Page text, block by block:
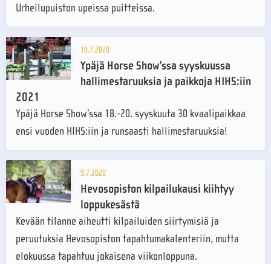
Urheilupuiston upeissa puitteissa.
10.7.2020
Ypäjä Horse Show’ssa syyskuussa
hallimestaruuksia ja paikkoja HIHS:iin
2021
Ypäjä Horse Show’ssa 18.-20. syyskuuta 30 kvaalipaikkaa
ensi vuoden HIHS:iin ja runsaasti hallimestaruuksia!
9.7.2020
Hevosopiston kilpailukausi kiihtyy
loppukesästä
Kevään tilanne aiheutti kilpailuiden siirtymisiä ja
peruutuksia Hevosopiston tapahtumakalenteriin, mutta
elokuussa tapahtuu jokaisena viikonloppuna.